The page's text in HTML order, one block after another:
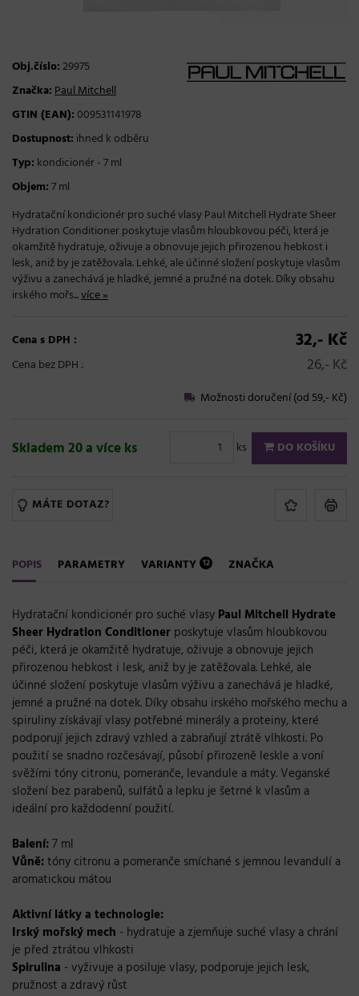
Obj.číslo:29975
Značka:Paul Mitchell
GTIN (EAN):009531141978
Dostupnost: ihned k odběru
Typ: kondicionér - 7 ml
Objem:7 ml
Hydratační kondicionér pro suché vlasy Paul Mitchell Hydrate Sheer
Hydration Conditioner poskytuje vlasům hloubkovou péči, která je
okamžitě hydratuje, oživuje a obnovuje jejich přirozenou hebkost i
lesk, aniž by je zatěžovala. Lehké, ale účinné složení poskytuje vlasům
výživu a zanechává je hladké, jemné a pružné na dotek. Díky obsahu
irského mořs...více »
Cena s DPH : 32,- Kč
Cena bez DPH : 26,- Kč
Možnosti doručení (od 59,- Kč)
Skladem 20 a více ks ks DO KOŠÍKU
MÁTE DOTAZ?
POPIS PARAMETRY VARIANTY 12 ZNAČKA
Hydratační kondicionér pro suché vlasy Paul Mitchell Hydrate
Sheer Hydration Conditioner poskytuje vlasům hloubkovou
péči, která je okamžitě hydratuje, oživuje a obnovuje jejich
přirozenou hebkost i lesk, aniž by je zatěžovala. Lehké, ale
účinné složení poskytuje vlasům výživu a zanechává je hladké,
jemné a pružné na dotek. Díky obsahu irského mořského mechu a
spiruliny získávají vlasy potřebné minerály a proteiny, které
podporují jejich zdravý vzhled a zabraňují ztrátě vlhkosti. Po
použití se snadno rozčesávají, působí přirozeně leskle a voní
svěžími tóny citronu, pomeranče, levandule a máty. Veganské
složení bez parabenů, sulfátů a lepku je šetrné k vlasům a
ideální pro každodenní použití.
Balení:7 ml
Vůně:tóny citronu a pomeranče smíchané s jemnou levandulí a
aromatickou mátou
Aktivní látky a technologie:
Irský mořský mech - hydratuje a zjemňuje suché vlasy a chrání
je před ztrátou vlhkosti
Spirulina - vyživuje a posiluje vlasy, podporuje jejich lesk,
pružnost a zdravý růst